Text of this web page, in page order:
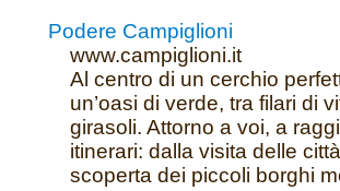
Podere Campiglioni
www.campiglioni.it
Al centro di un cerchio
un’oasi di verde, tra filari di
girasoli. Attorno a voi, a
itinerari: dalla visita delle
scoperta dei piccoli borghi